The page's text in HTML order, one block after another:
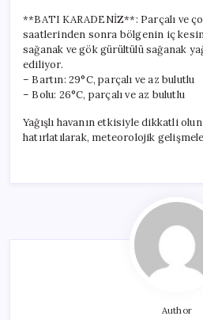
**BATI KARADENİZ**: Parçalı ve
saatlerinden sonra bölgenin iç
sağanak ve gök gürültülü sağanak
ediliyor.
– Bartın: 29°C, parçalı ve az bulutlu
– Bolu: 26°C, parçalı ve az bulutlu
Yağışlı havanın etkisiyle dikkatli
hatırlatılarak, meteorolojik
Author